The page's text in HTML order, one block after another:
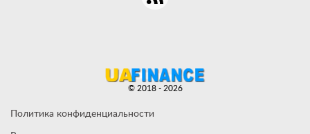
Политика конфиденциальности
© 2018 - 2026